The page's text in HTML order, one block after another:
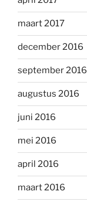
maart 2017
december 2016
september 2016
augustus 2016
juni 2016
mei 2016
april 2016
maart 2016